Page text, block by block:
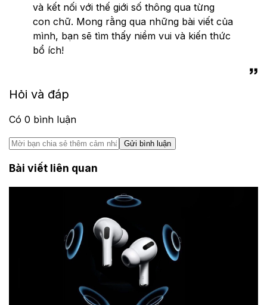
và kết nối với thế giới số thông qua từng
con chữ. Mong rằng qua những bài viết của
mình, bạn sẽ tìm thấy niềm vui và kiến thức
bổ ích!
Hỏi và đáp
Có 0 bình luận
Gửi bình luận
Bài viết liên quan